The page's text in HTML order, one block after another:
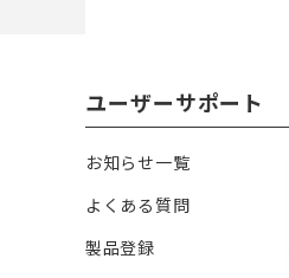
ユーザーサポート
お知らせ一覧
よくある質問
製品登録